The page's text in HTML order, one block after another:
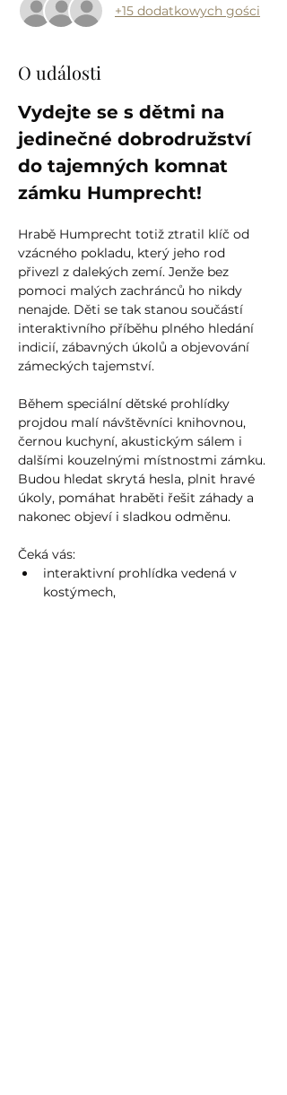
+15 dodatkowych gości
O události
Vydejte se s dětmi na
jedinečné dobrodružství
do tajemných komnat
zámku Humprecht!
Hrabě Humprecht totiž ztratil klíč od
vzácného pokladu, který jeho rod
přivezl z dalekých zemí. Jenže bez
pomoci malých zachránců ho nikdy
nenajde. Děti se tak stanou součástí
interaktivního příběhu plného hledání
indicií, zábavných úkolů a objevování
zámeckých tajemství.
Během speciální dětské prohlídky
projdou malí návštěvníci knihovnou,
černou kuchyní, akustickým sálem i
dalšími kouzelnými místnostmi zámku.
Budou hledat skrytá hesla, plnit hravé
úkoly, pomáhat hraběti řešit záhady a
nakonec objeví i sladkou odměnu.
Čeká vás:
interaktivní prohlídka vedená v
kostýmech,